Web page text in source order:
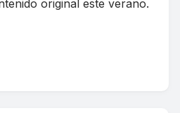
original este verano.